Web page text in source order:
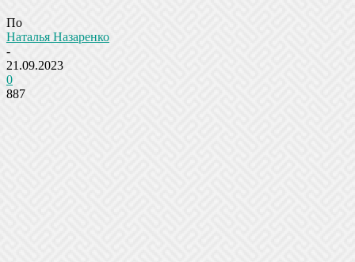
По
Наталья Назаренко
-
21.09.2023
0
887